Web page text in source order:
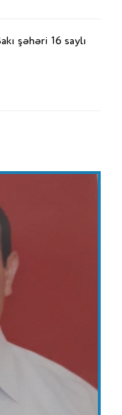
şəhəri 16 saylı